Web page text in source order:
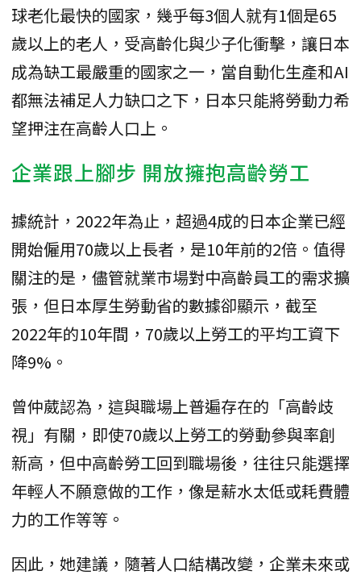
球老化最快的國家，幾乎每3個人就有1個是65
歲以上的老人，受高齡化與少子化衝擊，讓日本
成為缺工最嚴重的國家之一，當自動化生產和AI
都無法補足人力缺口之下，日本只能將勞動力希
望押注在高齡人口上。
企業跟上腳步 開放擁抱高齡勞工
據統計，2022年為止，超過4成的日本企業已經
開始僱用70歲以上長者，是10年前的2倍。值得
關注的是，儘管就業市場對中高齡員工的需求擴
張，但日本厚生勞動省的數據卻顯示，截至
2022年的10年間，70歲以上勞工的平均工資下
降9%。
曾仲葳認為，這與職場上普遍存在的「高齡歧
視」有關，即使70歲以上勞工的勞動參與率創
新高，但中高齡勞工回到職場後，往往只能選擇
年輕人不願意做的工作，像是薪水太低或耗費體
力的工作等等。
因此，她建議，隨著人口結構改變，企業未來或